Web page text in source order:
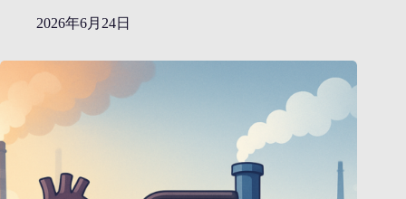
2026年6月24日